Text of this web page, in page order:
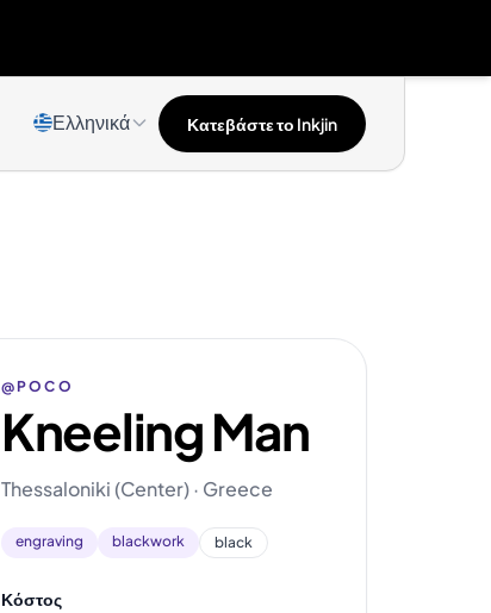
Ελληνικά Κατεβάστε το Inkjin
@POCO
Kneeling Man
Thessaloniki (Center) · Greece
engraving blackwork black
Κόστος